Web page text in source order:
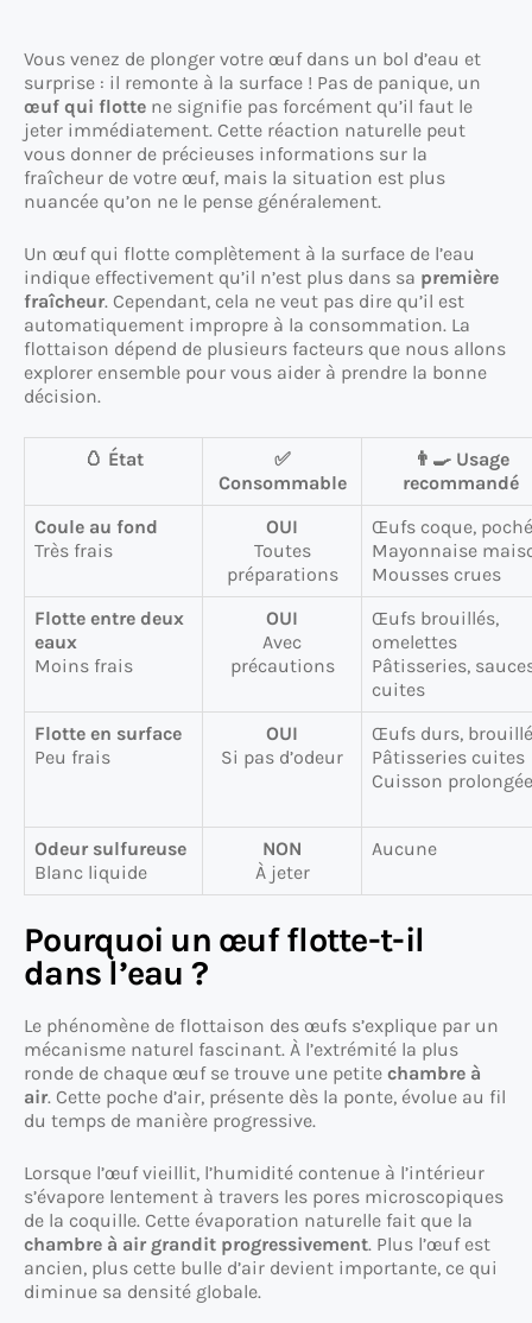
Vous venez de plonger votre œuf dans un bol d’eau et
surprise : il remonte à la surface ! Pas de panique, un
œuf qui flotte ne signifie pas forcément qu’il faut le
jeter immédiatement. Cette réaction naturelle peut
vous donner de précieuses informations sur la
fraîcheur de votre œuf, mais la situation est plus
nuancée qu’on ne le pense généralement.
Un œuf qui flotte complètement à la surface de l’eau
indique effectivement qu’il n’est plus dans sa première
fraîcheur. Cependant, cela ne veut pas dire qu’il est
automatiquement impropre à la consommation. La
flottaison dépend de plusieurs facteurs que nous allons
explorer ensemble pour vous aider à prendre la bonne
décision.
🥚 État
✅
Consommable
👨‍🍳 Usage
recommandé
Coule au fond
Très frais
OUI
Toutes
préparations
Œufs coque,
Mayonnaise
Mousses crues
Flotte entre deux
eaux
Moins frais
OUI
Avec
précautions
Œufs brouillés,
omelettes
Pâtisseries,
cuites
Flotte en surface
Peu frais
OUI
Si pas d’odeur
Œufs durs,
Pâtisseries cuites
Cuisson prolongée
Odeur sulfureuse
Blanc liquide
NON
À jeter
Aucune
Pourquoi un œuf flotte-t-il
dans l’eau ?
Le phénomène de flottaison des œufs s’explique par un
mécanisme naturel fascinant. À l’extrémité la plus
ronde de chaque œuf se trouve une petite chambre à
air. Cette poche d’air, présente dès la ponte, évolue au fil
du temps de manière progressive.
Lorsque l’œuf vieillit, l’humidité contenue à l’intérieur
s’évapore lentement à travers les pores microscopiques
de la coquille. Cette évaporation naturelle fait que la
chambre à air grandit progressivement. Plus l’œuf est
ancien, plus cette bulle d’air devient importante, ce qui
diminue sa densité globale.